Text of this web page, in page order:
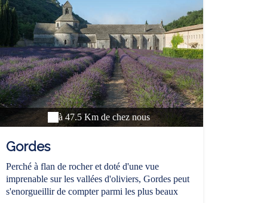
à 47.5 Km de chez nous
Gordes
Perché à flan de rocher et doté d'une vue
imprenable sur les vallées d'oliviers, Gordes peut
s'enorgueillir de compter parmi les plus beaux